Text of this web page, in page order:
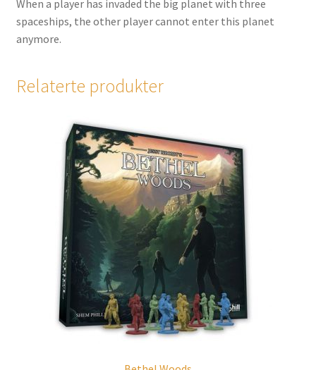
When a player has invaded the big planet with three
spaceships, the other player cannot enter this planet
anymore.
Relaterte produkter